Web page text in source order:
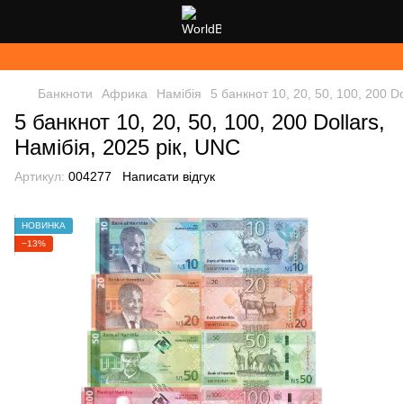
Банкноти Африка Намібія 5 банкнот 10, 20, 50, 100, 200
5 банкнот 10, 20, 50, 100, 200 Dollars,
Намібія, 2025 рік, UNC
Артикул: 004277 Написати відгук
НОВИНКА
−13%